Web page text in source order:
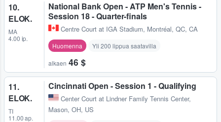
10.
ELOK.
MA
4.00 ip.
National Bank Open - ATP Men's Tennis -
Session 18 - Quarter-finals
Centre Court at IGA Stadium, Montréal, QC, CA
Huomenna Yli 200 lippua saatavilla
alkaen 46 $
11.
ELOK.
TI
11.00 ap.
Cincinnati Open - Session 1 - Qualifying
Center Court at Lindner Family Tennis Center,
Mason, OH, US